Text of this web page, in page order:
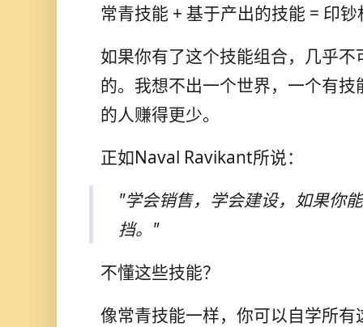
常青技能 + 基于产出的技能 = 印钞
如果你有了这个技能组合，几乎
的。我想不出一个世界，一个有
的人赚得更少。
正如Naval Ravikant所说：
"学会销售，学会建设，如果你
挡。"
不懂这些技能？
像常青技能一样，你可以自学所